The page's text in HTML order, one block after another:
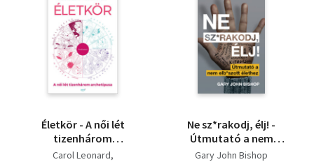
Életkör - A női lét
tizenhárom
archetípusa
Carol Leonard
Ne sz*rakodj, élj! -
Útmutató a nem
elb*szott élethez
Gary John Bishop